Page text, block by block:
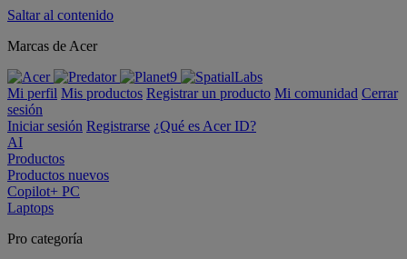
Saltar al contenido
Marcas de Acer
Mi perfil Mis productos Registrar un producto Mi comunidad Cerrar
sesión
Iniciar sesión Registrarse ¿Qué es Acer ID?
AI
Productos
Productos nuevos
Copilot+ PC
Laptops
Pro categoría